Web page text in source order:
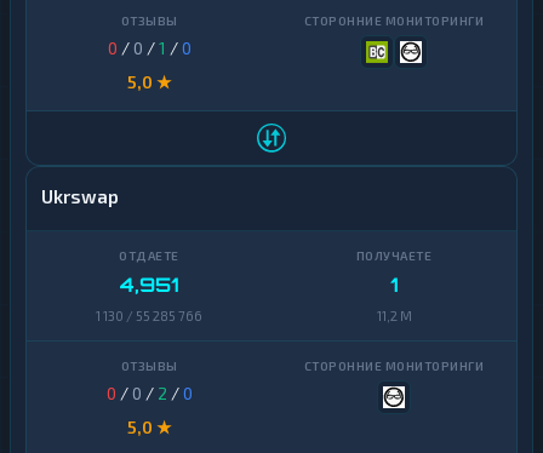
0 / 0 /1 /0
5,0 ★
Ukrswap
4,951
1 130 / 55 285 766
1
11,2 M
0 / 0 / 2 /0
5,0 ★